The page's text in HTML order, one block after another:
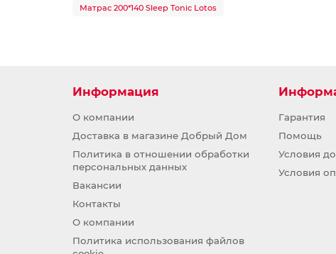
Матрас 200*140 Sleep Tonic Lotos
Информация
О компании
Доставка в магазине Добрый Дом
Политика в отношении обработки
персональных данных
Вакансии
Контакты
О компании
Политика использования файлов
Гарантия
Помощь
Условия
Условия